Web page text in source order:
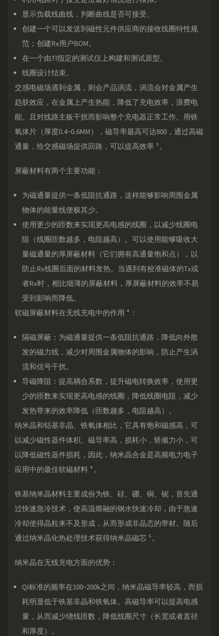
显示负载线曲线，判断曲线是否可接受。
创建一个可以发送到磁性元件供应商的接收线圈特性规
范；创建Rx用户BOM。
在一个由TI指定的测试仪上构建和测试原型。
线圈设计结束。
交感电磁场遇到金属，则会产品涡流，涡流会对金属产生
趋肤效应，在金属上产生热能，降低了充电效率，浪费电
能。且对线路主板干扰而影响整个充电器正常工作。用铁
氧体片（厚度0.4~0.6MM），磁导率最高可达800，通过高磁
通量，给交感磁场提供回路，可以提高效率 3 。
屏蔽材料有两个主要功能：
为磁通量提供一条低阻抗通路，这样能够影响周围金属
物体的能量线便极其少。
使用更少的匝数来实现更高电感的线圈，以减少线圈电
阻（线圈匝数越多，电阻越高）。可以使用能够吸收大
量磁通量的厚屏蔽材料（它们拥有高通量饱和点），以
防止Rx线圈后面的材料发热。当遇到有校准磁体的Tx或
者Rx时，相比细薄的屏蔽材料，厚屏蔽材料的效率不易
受到影响而降低。
软磁屏蔽材料在无线充电中的作用 4 ：
隔磁屏蔽：为磁通量提供一条低阻抗通路，降低向外散
发的磁力线，减少对周围金属物体的影响，防止产生涡
流和信号干扰。
导磁降阻：提高耦合系数，提升磁电转换效率，使用更
少的匝数来实现更高电感的线圈，降低线圈电阻，减少
发热带来的效率降低（匝数越多，电阻越高）。
纳米晶和钴基非晶、铁氧体相比，它具有饱和磁感高，可
以减少磁性器件体积。磁导率高，损耗小，矫顽力小，可
以降低磁性器件损耗，因此，纳米晶合金是高频电力电子
应用中的最佳软磁材料 4 。
铁基纳米晶材料主要成份为铁、硅、硼、铜、铌，首先通
过快速急冷技术，使高温熔融的钢水快速冷却，由于急速
冷却使得晶粒来不及形成，从而形成非晶态的带材。随后
通过纳米晶化热处理技术获得纳米晶磁芯 5 。
纳米晶在无线充电方面的优势：
QI标准的频率在100~200k之间，纳米晶磁导率较高，而损
耗明显低于铁基非晶和铁氧体。高磁导率可以提高电感
量，从而减少绕线匝数，降低线圈尺寸（长宽或者直径
和厚度）。